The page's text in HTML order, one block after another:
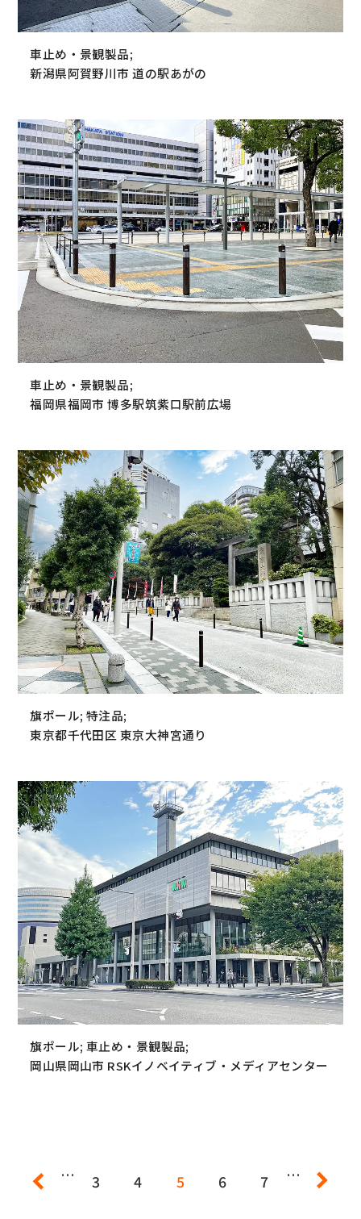
車止め・景観製品;
新潟県阿賀野川市 道の駅あがの
車止め・景観製品;
福岡県福岡市 博多駅筑紫口駅前広場
旗ポール; 特注品;
東京都千代田区 東京大神宮通り
旗ポール; 車止め・景観製品;
岡山県岡山市 RSKイノベイティブ・メディアセンター
… 3 4 5 6 7 …